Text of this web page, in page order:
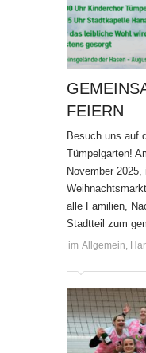
FEIERN
Besuch uns auf
Tümpelgarten!
November
alle Familien,
Stadtteil zum
im Allgemein,